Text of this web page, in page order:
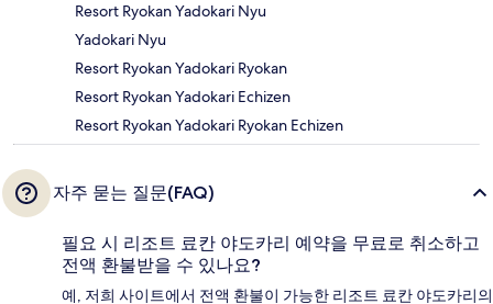
Resort Ryokan Yadokari Nyu
Yadokari Nyu
Resort Ryokan Yadokari Ryokan
Resort Ryokan Yadokari Echizen
Resort Ryokan Yadokari Ryokan Echizen
자주 묻는 질문(FAQ)
필요 시 리조트 료칸 야도카리 예약을 무료로 취소하고
전액 환불받을 수 있나요?
예, 저희 사이트에서 전액 환불이 가능한 리조트 료칸 야도카리의